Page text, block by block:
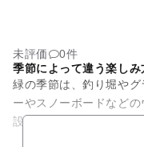
未評価
0件
季節によって違う楽し
緑の季節は、釣り堀や
ーやスノーボードなど
設内には２か所の天然
筋肉痛などの効能があ